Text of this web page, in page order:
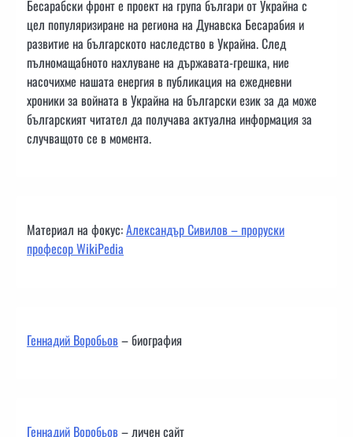
Бесарабски фронт е проект на група българи от Украйна с
цел популяризиране на региона на Дунавска Бесарабия и
развитие на българското наследство в Украйна. След
пълномащабното нахлуване на държавата-грешка, ние
насочихме нашата енергия в публикация на ежедневни
хроники за войната в Украйна на български език за да може
българският читател да получава актуална информация за
случващото се в момента.
Материал на фокус:Александър Сивилов – проруски
професор WikiPedia
Геннадий Воробьов– биография
Геннадий Воробьов– личен сайт